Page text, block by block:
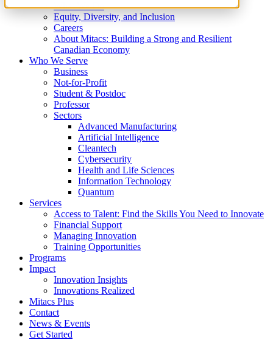
What We Do
Equity, Diversity, and Inclusion
Careers
About Mitacs: Building a Strong and Resilient
Canadian Economy
Who We Serve
Business
Not-for-Profit
Student & Postdoc
Professor
Sectors
Advanced Manufacturing
Artificial Intelligence
Cleantech
Cybersecurity
Health and Life Sciences
Information Technology
Quantum
Services
Access to Talent: Find the Skills You Need to Innovate
Financial Support
Managing Innovation
Training Opportunities
Programs
Impact
Innovation Insights
Innovations Realized
Mitacs Plus
Contact
News & Events
Get Started